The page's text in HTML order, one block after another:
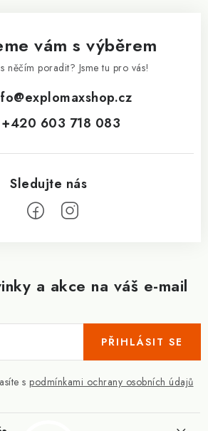
a akce na váš e-mail
s podmínkami ochrany osobních údajů
PŘIHLÁSIT SE
vám s výběrem
něčím poradit? Jsme tu pro vás!
@explomaxshop.cz
+420 603 718 083